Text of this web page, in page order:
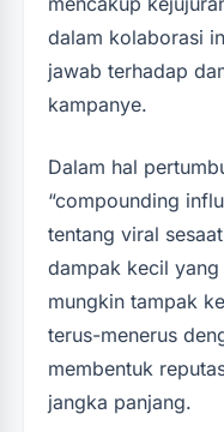
dalam kolaborasi
jawab terhadap
kampanye.
Dalam hal
“compounding
tentang viral
dampak kecil
mungkin tampak
terus-menerus
membentuk
jangka panjang.